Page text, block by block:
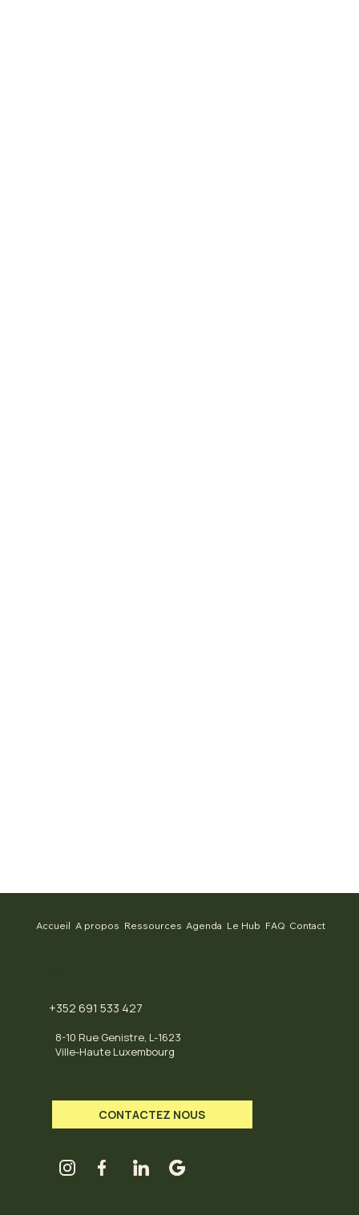
Accueil A propos Ressources Agenda Le Hub FAQ Contact
+352 691 533 427
8-10 Rue Genistre, L-1623
Ville-Haute Luxembourg
CONTACTEZ NOUS